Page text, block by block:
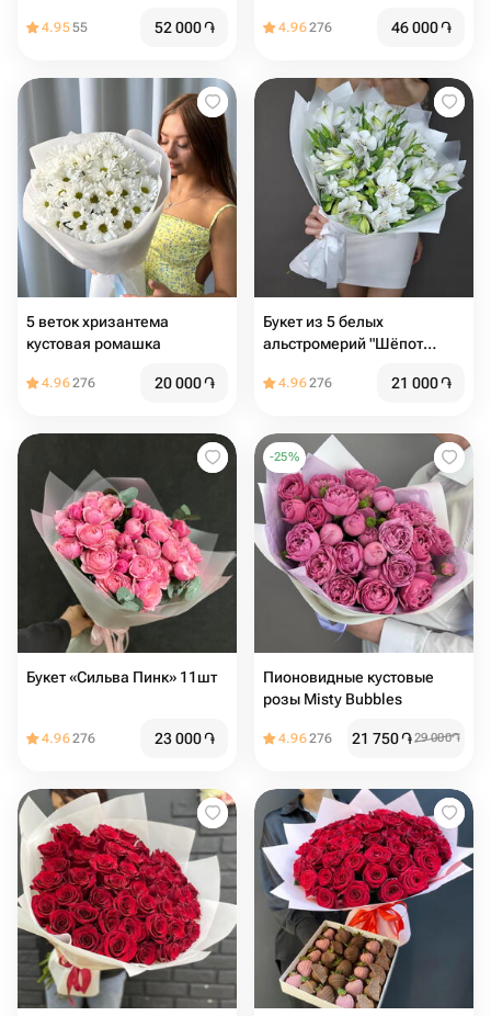
4.9555 52 000֏ 4.96276 46 000֏
5 веток хризантема
кустовая ромашка
4.96276 20 000֏
Букет из 5 белых
альстромерий "Шёпот
4.96276 21 000֏
Букет «Сильва Пинк» 11шт
4.96276 23 000֏
-25%
Пионовидные кустовые
розы Misty Bubbles
4.96276 21 750֏29 000֏